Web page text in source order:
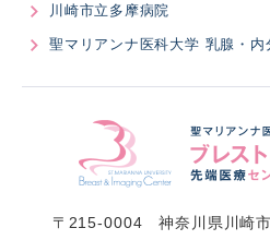
川崎市立多摩病院
聖マリアンナ医科大学 乳腺・内
〒215-0004 神奈川県川崎